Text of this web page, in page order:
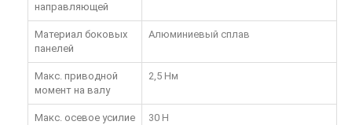
направляющей
Материал боковых
панелей
Алюминиевый сплав
Макс. приводной
момент на валу
2,5 Нм
Макс. осевое усилие
30 Н